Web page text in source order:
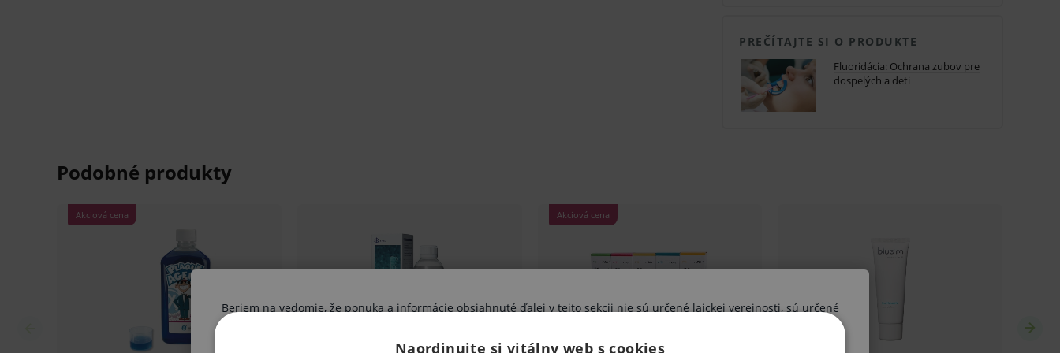
PREČÍTAJTE SI O PRODUKTE
Fluoridácia: Ochrana zubov pre
dospelých a deti
Beriem na vedomie, že ponuka a informácie obsiahnuté ďalej v tejto sekcii nie sú určené laickej verejnosti, sú určené
Ak nie ste odborník, vystavujete sa riziku ohrozenia svojho zdravia, poprípade aj zdravia ďalších osôb. V prípade, že by
Naordinujte si vitálny web s cookies